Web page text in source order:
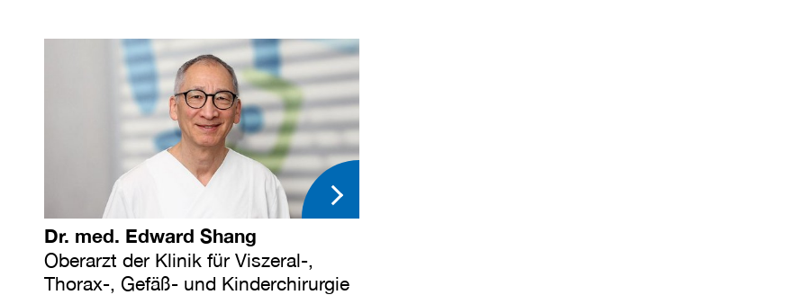
Dr. med. Edward Shang
Oberarzt der Klinik für Viszeral-,
Thorax-, Gefäß- und Kinderchirurgie